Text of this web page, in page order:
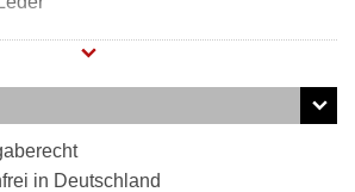
in Deutschland